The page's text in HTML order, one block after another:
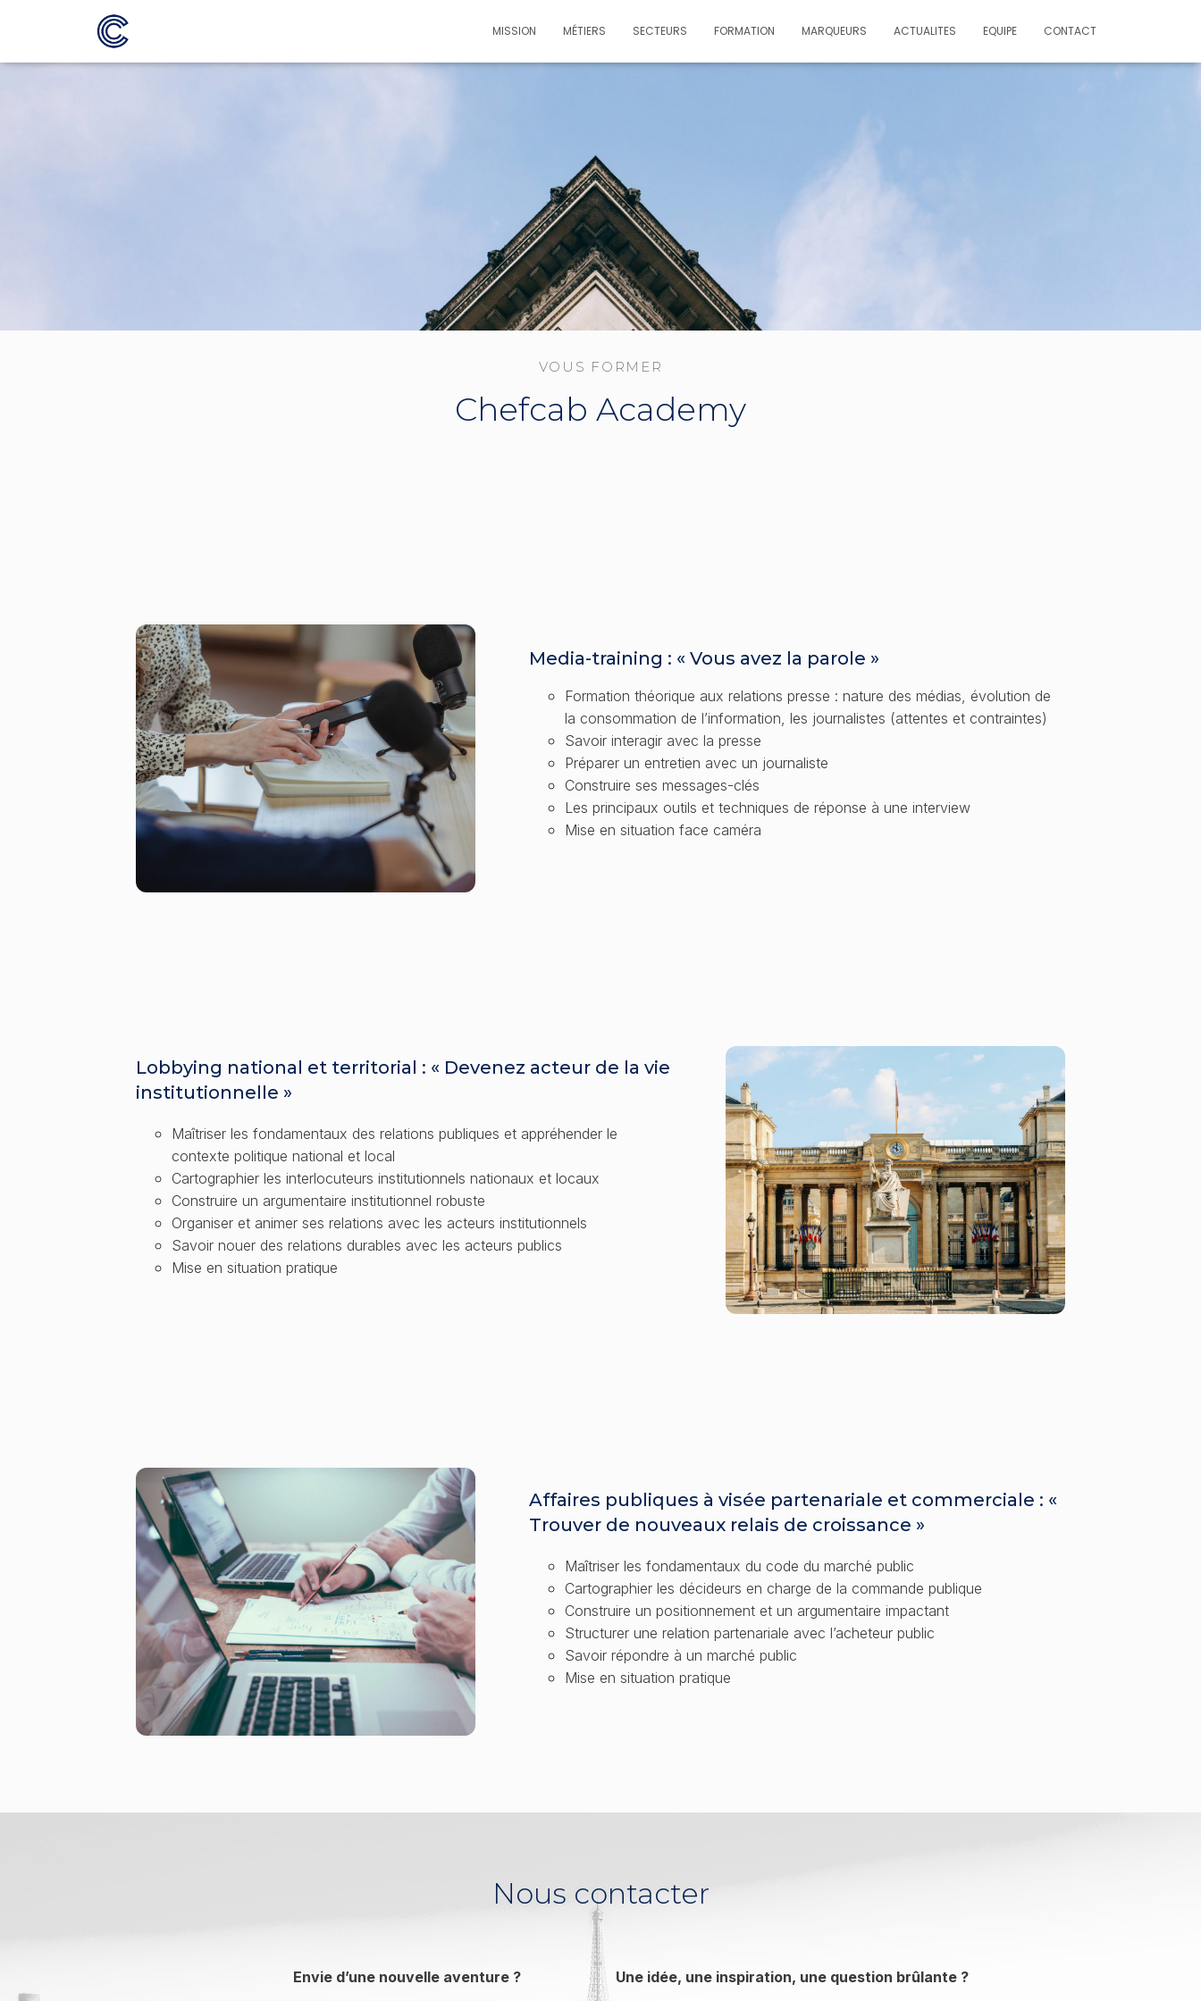
MISSION MÉTIERS SECTEURS FORMATION MARQUEURS ACTUALITES EQUIPE CONTACT
VOUS FORMER
Chefcab Academy
Media-training : « Vous avez la parole »
Formation théorique aux relations presse : nature des médias, évolution de
la consommation de l’information, les journalistes (attentes et contraintes)
Savoir interagir avec la presse
Préparer un entretien avec un journaliste
Construire ses messages-clés
Les principaux outils et techniques de réponse à une interview
Mise en situation face caméra
Lobbying national et territorial : « Devenez acteur de la vie
institutionnelle »
Maîtriser les fondamentaux des relations publiques et appréhender le
contexte politique national et local
Cartographier les interlocuteurs institutionnels nationaux et locaux
Construire un argumentaire institutionnel robuste
Organiser et animer ses relations avec les acteurs institutionnels
Savoir nouer des relations durables avec les acteurs publics
Mise en situation pratique
Affaires publiques à visée partenariale et commerciale : «
Trouver de nouveaux relais de croissance »
Maîtriser les fondamentaux du code du marché public
Cartographier les décideurs en charge de la commande publique
Construire un positionnement et un argumentaire impactant
Structurer une relation partenariale avec l’acheteur public
Savoir répondre à un marché public
Mise en situation pratique
Nous contacter
Envie d’une nouvelle aventure ? Une idée, une inspiration, une question brûlante ?